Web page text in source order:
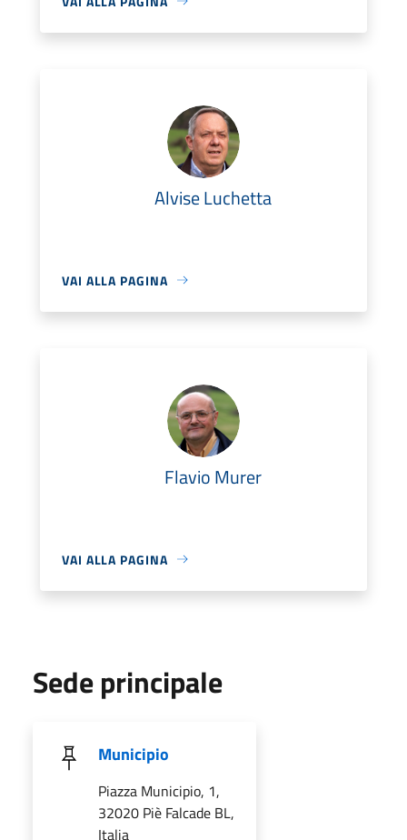
Alvise Luchetta
VAI ALLA PAGINA
Flavio Murer
VAI ALLA PAGINA
Sede principale
Municipio
Piazza Municipio, 1,
32020 Piè Falcade BL,
Italia